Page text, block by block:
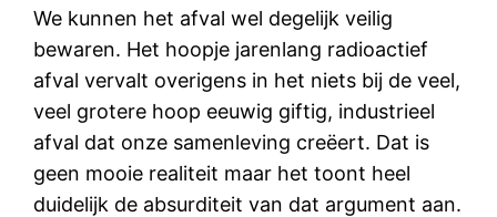
We kunnen het afval wel degelijk veilig
bewaren. Het hoopje jarenlang radioactief
afval vervalt overigens in het niets bij de veel,
veel grotere hoop eeuwig giftig, industrieel
afval dat onze samenleving creëert. Dat is
geen mooie realiteit maar het toont heel
duidelijk de absurditeit van dat argument aan.